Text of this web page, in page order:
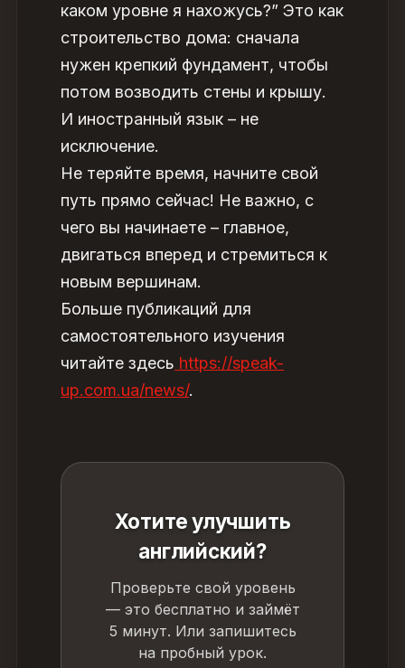
каком уровне я нахожусь?” Это как
строительство дома: сначала
нужен крепкий фундамент, чтобы
потом возводить стены и крышу.
И иностранный язык – не
исключение.
Не теряйте время, начните свой
путь прямо сейчас! Не важно, с
чего вы начинаете – главное,
двигаться вперед и стремиться к
новым вершинам.
Больше публикаций для
самостоятельного изучения
читайте здесь https://speak-
up.com.ua/news/.
Хотите улучшить
английский?
Проверьте свой уровень
— это бесплатно и займёт
5 минут. Или запишитесь
на пробный урок.